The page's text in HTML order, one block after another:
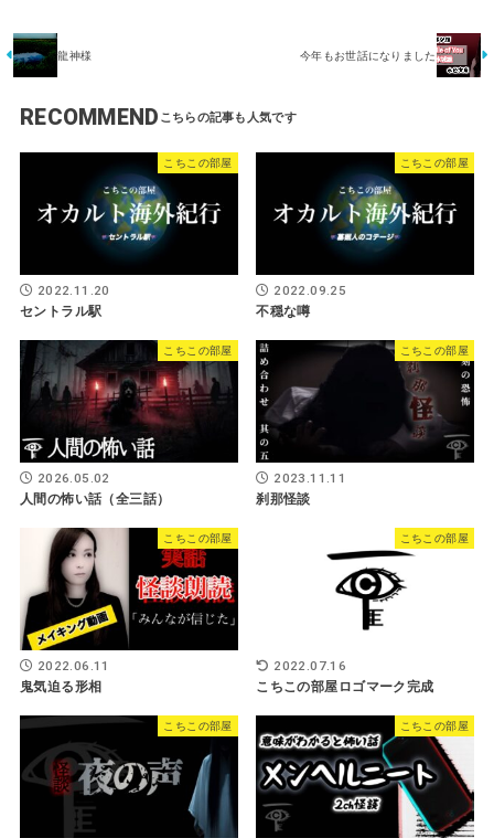
龍神様 今年もお世話になりました
RECOMMEND
こちこの部屋
2022.11.20
セントラル駅
こちこの部屋
2022.09.25
不穏な噂
こちこの部屋
2026.05.02
人間の怖い話（全三話）
こちこの部屋
2023.11.11
刹那怪談
こちこの部屋
2022.06.11
鬼気迫る形相
こちこの部屋
2022.07.16
こちこの部屋ロゴマーク完成
こちこの部屋 こちこの部屋